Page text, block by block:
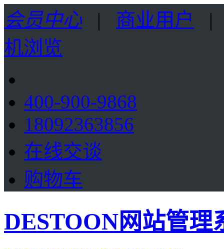
会员中心 | 商业用户
机浏览
400-900-9868
18092363856
在线交谈
购物车
DESTOON网站管理